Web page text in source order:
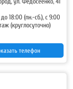
18:00 (пн.-сб.), с 9:00
(круглосуточно)
телефон